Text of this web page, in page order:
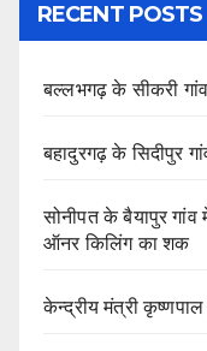
RECENT POSTS
बल्लभगढ़ के सीकरी
बहादुरगढ़ के सिदीपुर
सोनीपत के बैयापुर गांव
ऑनर किलिंग का शक
केन्द्रीय मंत्री